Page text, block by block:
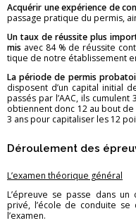
Ac­qué­rir une ex­pé­rience de
pas­sage pra­tique du per­mis,
Un taux de réus­site plus
mis avec 84 % de réus­site
tique de notre éta­blis­se­ment
La pé­riode de per­mis
dis­posent d’un ca­pi­tal ini­tial
pas­sés par l’AAC, ils
ob­tiennent donc 12 au bout
3 ans pour ca­pi­ta­li­ser les 12
Dé­rou­le­ment des
L’exa­men théo­rique gé­né­ral
L’épreuve se passe dans
privé, l’école de conduite
l’exa­men.